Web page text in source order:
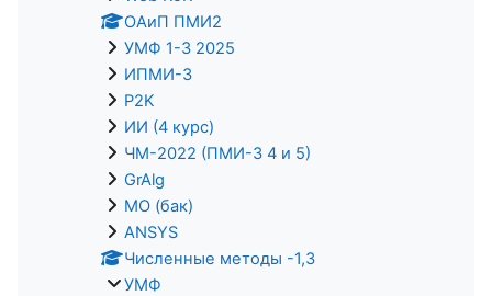
ОАиП ПМИ2
УМФ 1-3 2025
ИПМИ-3
P2K
ИИ (4 курс)
ЧМ-2022 (ПМИ-3 4 и 5)
GrAlg
МО (бак)
ANSYS
Численные методы -1,3
УМФ